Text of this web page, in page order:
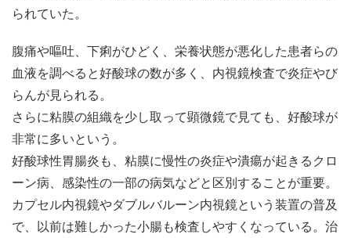
られていた。
腹痛や嘔吐、下痢がひどく、栄養状態が悪化した患者らの
血液を調べると好酸球の数が多く、内視鏡検査で炎症やび
らんが見られる。
さらに粘膜の組織を少し取って顕微鏡で見ても、好酸球が
非常に多いという。
好酸球性胃腸炎も、粘膜に慢性の炎症や潰瘍が起きるクロ
ーン病、感染性の一部の病気などと区別することが重要。
カプセル内視鏡やダブルバルーン内視鏡という装置の普及
で、以前は難しかった小腸も検査しやすくなっている。治